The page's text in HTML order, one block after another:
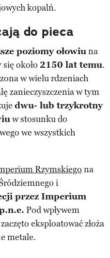
kopalń.
do pieca
poziomy ołowiuna
około 2150 lat temu.
w wielu rdzeniach
zanieczyszczenia w tym
dwu- lub trzykrotny
w stosunku do
we wszystkich
Rzymskiego na
i
przez Imperium
Pod wpływem
eksploatować złoża
metale.